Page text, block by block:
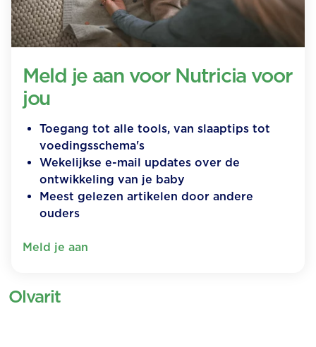
Meld je aan voor Nutricia voor
jou
Toegang tot alle tools, van slaaptips tot
voedingsschema's
Wekelijkse e-mail updates over de
ontwikkeling van je baby
Meest gelezen artikelen door andere
ouders
Meld je aan
Olvarit